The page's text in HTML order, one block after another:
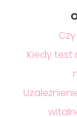
Kiedy test